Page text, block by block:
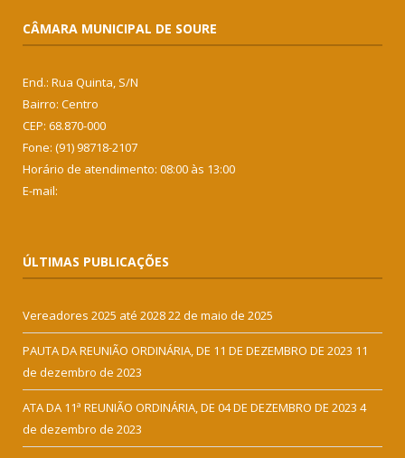
CÂMARA MUNICIPAL DE SOURE
End.: Rua Quinta, S/N
Bairro: Centro
CEP: 68.870-000
Fone: (91) 98718-2107
Horário de atendimento: 08:00 às 13:00
E-mail:
ÚLTIMAS PUBLICAÇÕES
Vereadores 2025 até 202822 de maio de 2025
PAUTA DA REUNIÃO ORDINÁRIA, DE 11 DE DEZEMBRO DE 2023 11
de dezembro de 2023
ATA DA 11ª REUNIÃO ORDINÁRIA, DE 04 DE DEZEMBRO DE 2023 4
de dezembro de 2023